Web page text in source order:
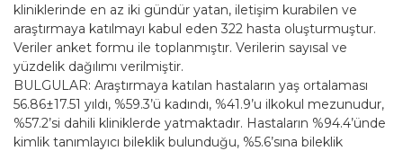
kliniklerinde en az iki gündür yatan, iletişim kurabilen ve
araştırmaya katılmayı kabul eden 322 hasta oluşturmuştur.
Veriler anket formu ile toplanmıştır. Verilerin sayısal ve
yüzdelik dağılımı verilmiştir.
BULGULAR: Araştırmaya katılan hastaların yaş ortalaması
56.86±17.51 yıldı, %59.3’ü kadındı, %41.9’u ilkokul mezunudur,
%57.2’si dahili kliniklerde yatmaktadır. Hastaların %94.4’ünde
kimlik tanımlayıcı bileklik bulunduğu, %5.6’sına bileklik